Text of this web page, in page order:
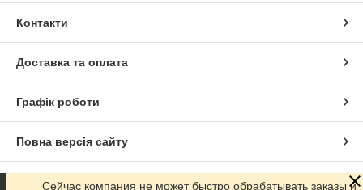
Контакти
Доставка та оплата
Графік роботи
Повна версія сайту
Сайт створено на маркетплейсі Prom.ua
Сейчас компания не может быстро обрабатывать заказы и